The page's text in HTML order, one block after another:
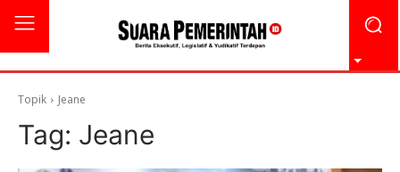
Topik Jeane
Tag: Jeane